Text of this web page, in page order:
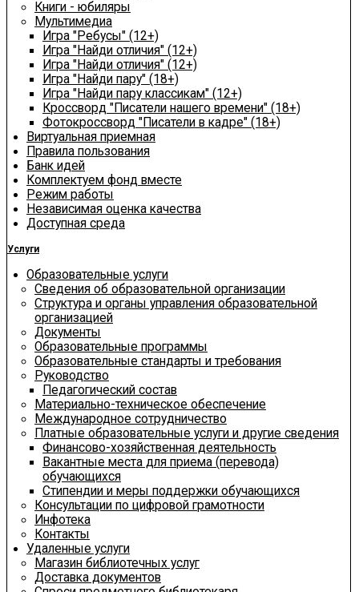
Книги - юбиляры
Мультимедиа
Игра "Ребусы" (12+)
Игра "Найди отличия" (12+)
Игра "Найди отличия" (12+)
Игра "Найди пару" (18+)
Игра "Найди пару классикам" (12+)
Кроссворд "Писатели нашего времени" (18+)
Фотокроссворд "Писатели в кадре" (18+)
Виртуальная приемная
Правила пользования
Банк идей
Комплектуем фонд вместе
Режим работы
Независимая оценка качества
Доступная среда
Услуги
Образовательные услуги
Сведения об образовательной организации
Структура и органы управления образовательной
организацией
Документы
Образовательные программы
Образовательные стандарты и требования
Руководство
Педагогический состав
Материально-техническое обеспечение
Международное сотрудничество
Платные образовательные услуги и другие сведения
Финансово-хозяйственная деятельность
Вакантные места для приема (перевода)
обучающихся
Стипендии и меры поддержки обучающихся
Консультации по цифровой грамотности
Инфотека
Контакты
Удаленные услуги
Магазин библиотечных услуг
Доставка документов